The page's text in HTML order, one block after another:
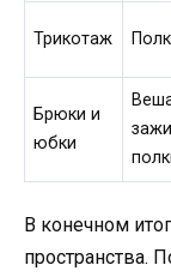
Трикотаж
Брюки и
юбки
В конечном
пространства.